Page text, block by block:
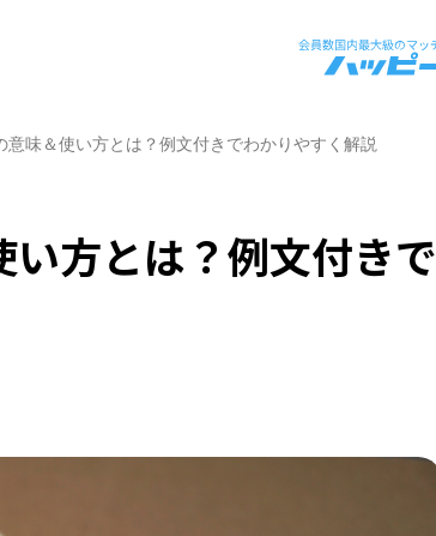
味＆使い方とは？例文付きでわかりやすく解説
方とは？例文付きで